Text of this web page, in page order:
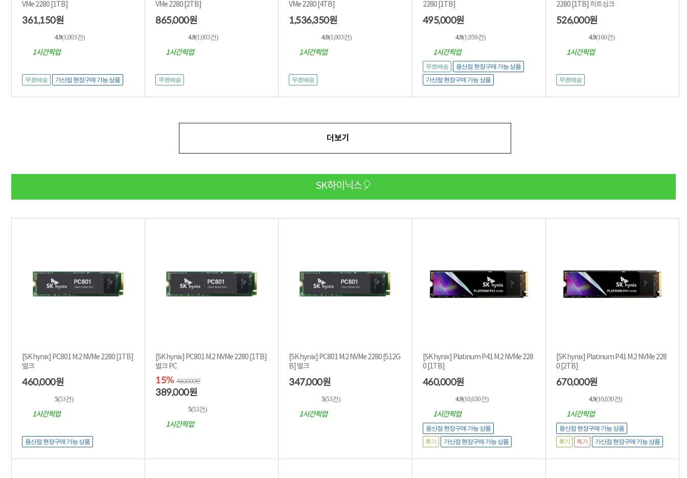
VMe 2280 [1TB]
361,150원
4.9(1,003건)
1시간픽업
무료배송 가산점 현장구매 가능 상품
VMe 2280 [2TB]
865,000원
4.9(1,003건)
1시간픽업
무료배송
VMe 2280 [4TB]
1,536,350원
4.9(1,003건)
1시간픽업
무료배송
2280 [1TB]
495,000원
4.9(1,959건)
1시간픽업
무료배송
용산점 현장구매 가능 상품
가산점 현장구매 가능 상품
2280 [1TB] 히트싱크
526,000원
4.9(160건)
1시간픽업
무료배송
더보기
SK하이닉스🎈
[SK hynix] PC801 M.2 NVMe 2280 [1TB]
벌크
460,000원
5(53건)
1시간픽업
용산점 현장구매 가능 상품
[SK hynix] PC801 M.2 NVMe 2280 [1TB]
벌크 PC
15% 460,000원
389,000원
5(53건)
1시간픽업
[SK hynix] PC801 M.2 NVMe 2280 [512G
B] 벌크
347,000원
5(53건)
1시간픽업
[SK hynix] Platinum P41 M.2 NVMe 228
0 [1TB]
460,000원
4.9(10,630건)
1시간픽업
용산점 현장구매 가능 상품
가산점 현장구매 가능 상품
후기
[SK hynix] Platinum P41 M.2 NVMe 228
0 [2TB]
670,000원
4.9(10,630건)
1시간픽업
용산점 현장구매 가능 상품
가산점 현장구매 가능 상품
후기 특가